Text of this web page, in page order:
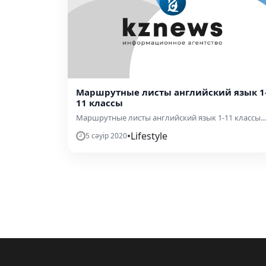
Маршрутные листы английский язык
11 классы
Маршрутные листы английский язык 1-11 классы...
5 сәуір 2020•Lifestyle